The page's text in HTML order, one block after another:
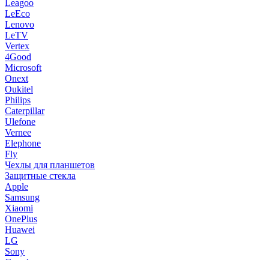
Leagoo
LeEco
Lenovo
LeTV
Vertex
4Good
Microsoft
Onext
Oukitel
Philips
Caterpillar
Ulefone
Vernee
Elephone
Fly
Чехлы для планшетов
Защитные стекла
Apple
Samsung
Xiaomi
OnePlus
Huawei
LG
Sony